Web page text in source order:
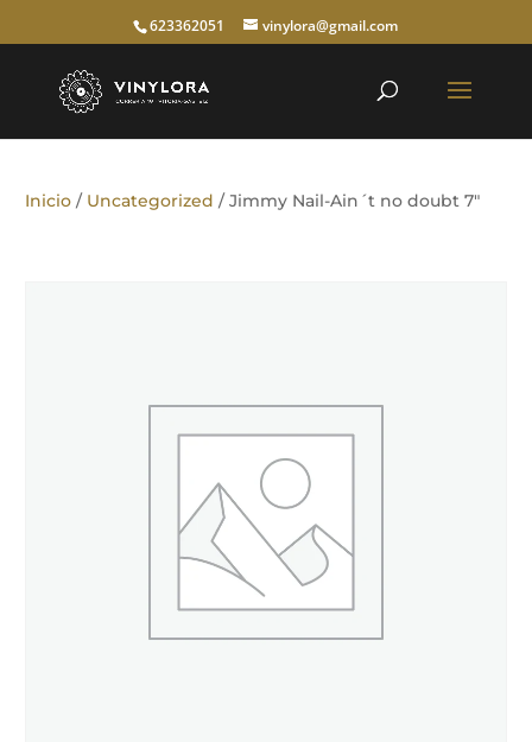
623362051 vinylora@gmail.com
Inicio / Uncategorized / Jimmy Nail-Ain´t no doubt 7″